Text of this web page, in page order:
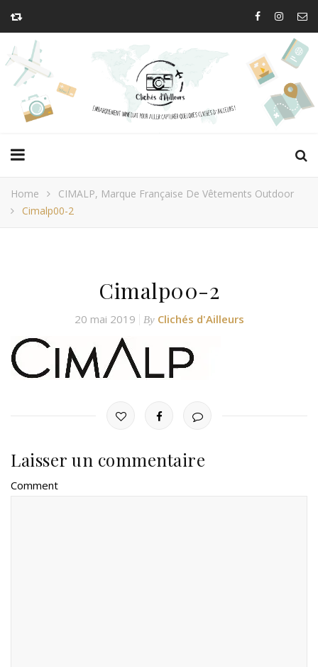
Home
CIMALP, Marque Française De Vêtements Outdoor
Cimalp00-2
Cimalp00-2
20 mai 2019 By Clichés d'Ailleurs
Laisser un commentaire
Comment